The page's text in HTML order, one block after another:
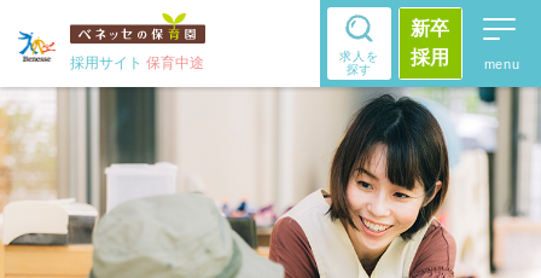
採用サイト 保育中途
求人を
探す
新卒
採用